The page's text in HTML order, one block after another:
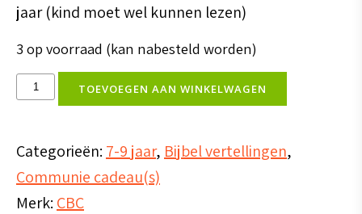
jaar (kind moet wel kunnen lezen)
3 op voorraad (kan nabesteld worden)
Mijn
bijbel
aantal
TOEVOEGEN AAN WINKELWAGEN
Categorieën: 7-9 jaar, Bijbel vertellingen,
Communie cadeau(s)
Merk: CBC